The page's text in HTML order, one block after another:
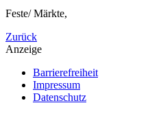
Feste/ Märkte,
Zurück
Anzeige
Barrierefreiheit
Impressum
Datenschutz